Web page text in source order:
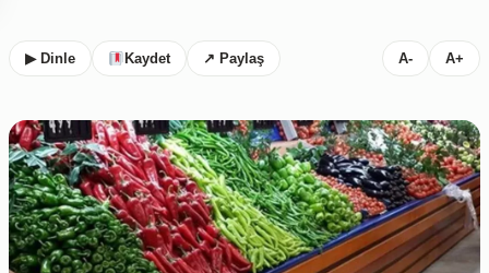
▶ Dinle Kaydet ↗ Paylaş A- A+